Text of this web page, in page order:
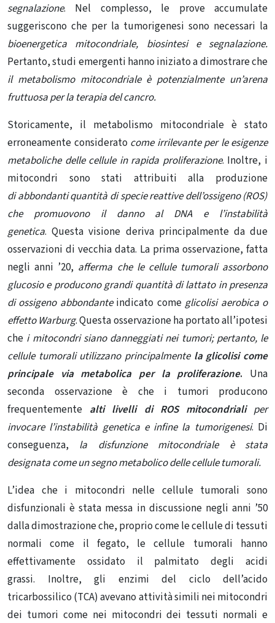
segnalazione. Nel complesso, le prove accumulate
suggeriscono che per la tumorigenesi sono necessari la
bioenergetica mitocondriale, biosintesi e segnalazione.
Pertanto, studi emergenti hanno iniziato a dimostrare che
il metabolismo mitocondriale è potenzialmente un’arena
fruttuosa per la terapia del cancro.
Storicamente, il metabolismo mitocondriale è stato
erroneamente considerato come irrilevante per le esigenze
metaboliche delle cellule in rapida proliferazione. Inoltre, i
mitocondri sono stati attribuiti alla produzione
di abbondanti quantità di specie reattive dell’ossigeno (ROS)
che promuovono il danno al DNA e l’instabilità
genetica. Questa visione deriva principalmente da due
osservazioni di vecchia data. La prima osservazione, fatta
negli anni ’20, afferma che le cellule tumorali assorbono
glucosio e producono grandi quantità di lattato in presenza
di ossigeno abbondanteindicato come glicolisi aerobica o
effetto Warburg. Questa osservazione ha portato all’ipotesi
che i mitocondri siano danneggiati nei tumori; pertanto, le
cellule tumorali utilizzano principalmente la glicolisi come
principale via metabolica per la proliferazione. Una
seconda osservazione è che i tumori producono
frequentemente alti livelli di ROS mitocondrialiper
invocare l’instabilità genetica e infine la tumorigenesi. Di
conseguenza, la disfunzione mitocondriale è stata
designata come un segno metabolico delle cellule tumorali.
L’idea che i mitocondri nelle cellule tumorali sono
disfunzionali è stata messa in discussione negli anni ’50
dalla dimostrazione che, proprio come le cellule di tessuti
normali come il fegato, le cellule tumorali hanno
effettivamente ossidato il palmitato degli acidi
grassi. Inoltre, gli enzimi del ciclo dell’acido
tricarbossilico (TCA) avevano attività simili nei mitocondri
dei tumori come nei mitocondri dei tessuti normali e